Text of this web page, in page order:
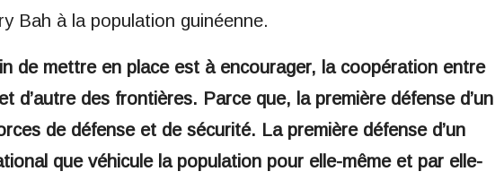
Bah à la population guinéenne.
de mettre en place est à encourager, la coopération entre
d’autre des frontières. Parce que, la première défense d’un
de défense et de sécurité. La première défense d’un
que véhicule la population pour elle-même et par elle-